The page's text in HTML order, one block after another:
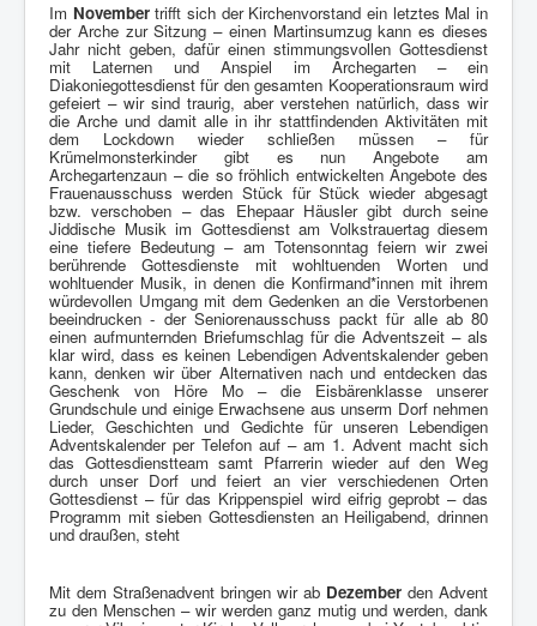
Im Novembertrifft sich der Kirchenvorstand ein letztes Mal in
der Arche zur Sitzung – einen Martinsumzug kann es dieses
Jahr nicht geben, dafür einen stimmungsvollen Gottesdienst
mit Laternen und Anspiel im Archegarten – ein
Diakoniegottesdienst für den gesamten Kooperationsraum wird
gefeiert – wir sind traurig, aber verstehen natürlich, dass wir
die Arche und damit alle in ihr stattfindenden Aktivitäten mit
dem Lockdown wieder schließen müssen – für
Krümelmonsterkinder gibt es nun Angebote am
Archegartenzaun – die so fröhlich entwickelten Angebote des
Frauenausschuss werden Stück für Stück wieder abgesagt
bzw. verschoben – das Ehepaar Häusler gibt durch seine
Jiddische Musik im Gottesdienst am Volkstrauertag diesem
eine tiefere Bedeutung – am Totensonntag feiern wir zwei
berührende Gottesdienste mit wohltuenden Worten und
wohltuender Musik, in denen die Konfirmand*innen mit ihrem
würdevollen Umgang mit dem Gedenken an die Verstorbenen
beeindrucken - der Seniorenausschuss packt für alle ab 80
einen aufmunternden Briefumschlag für die Adventszeit – als
klar wird, dass es keinen Lebendigen Adventskalender geben
kann, denken wir über Alternativen nach und entdecken das
Geschenk von Höre Mo – die Eisbärenklasse unserer
Grundschule und einige Erwachsene aus unserm Dorf nehmen
Lieder, Geschichten und Gedichte für unseren Lebendigen
Adventskalender per Telefon auf – am 1. Advent macht sich
das Gottesdienstteam samt Pfarrerin wieder auf den Weg
durch unser Dorf und feiert an vier verschiedenen Orten
Gottesdienst – für das Krippenspiel wird eifrig geprobt – das
Programm mit sieben Gottesdiensten an Heiligabend, drinnen
und draußen, steht
Mit dem Straßenadvent bringen wir ab Dezember den Advent
zu den Menschen – wir werden ganz mutig und werden, dank